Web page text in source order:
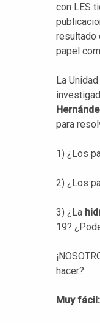
con LES
resultado
papel
La
para
1) ¿Los
2) ¿Los
3) ¿La
19?
hacer?
Muy fácil: